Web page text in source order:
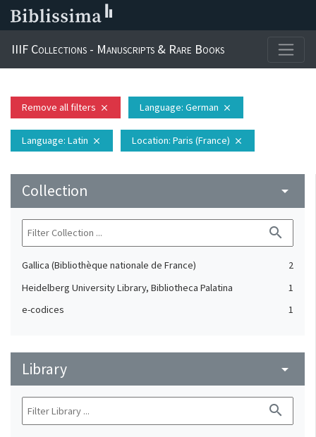
IIIF Collections - Manuscripts & Rare Books
Remove all filters close Language: German close
Language: Latin close Location: Paris (France) close
Collection arrow_drop_down
search
Gallica (Bibliothèque nationale de France)
2
Heidelberg University Library, Bibliotheca Palatina
1
e-codices
1
Library arrow_drop_down
search